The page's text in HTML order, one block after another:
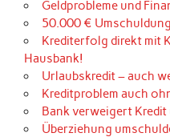
Geldprobleme und
50.000 €
Krediterfolg direkt mit
Hausbank!
Urlaubskredit – auch
Kreditproblem auch
Bank verweigert
Überziehung